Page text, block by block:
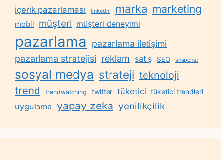
içerik pazarlaması linkedin marka marketing
mobil müşteri müşteri deneyimi
pazarlama
pazarlama iletişimi
pazarlama stratejisi reklam satış SEO snapchat
sosyal medya strateji teknoloji
trend trendwatching twitter tüketici tüketici trendleri
uygulama yapay zeka yenilikçilik